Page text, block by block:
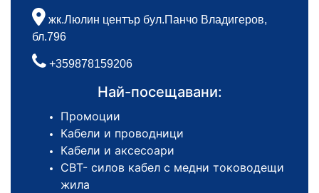
жк.Люлин център бул.Панчо Владигеров,
бл.796
+359878159206
Най-посещавани:
Промоции
Кабели и проводници
Кабели и аксесоари
СВТ- силов кабел с медни тоководещи
жила